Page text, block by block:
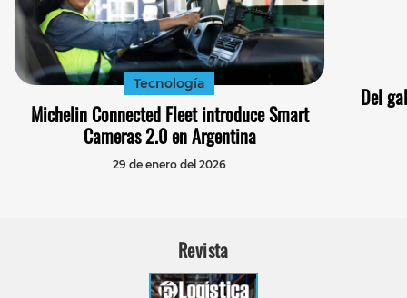
Tecnología
Michelin Connected Fleet introduce Smart
Cameras 2.0 en Argentina
29 de enero del 2026
Del
Revista